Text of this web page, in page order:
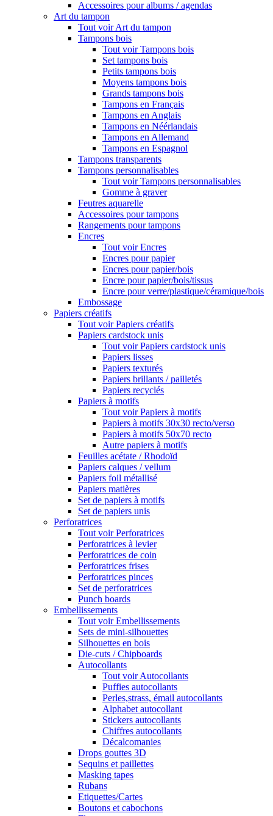
Accessoires pour albums / agendas
Art du tampon
Tout voir Art du tampon
Tampons bois
Tout voir Tampons bois
Set tampons bois
Petits tampons bois
Moyens tampons bois
Grands tampons bois
Tampons en Français
Tampons en Anglais
Tampons en Néérlandais
Tampons en Allemand
Tampons en Espagnol
Tampons transparents
Tampons personnalisables
Tout voir Tampons personnalisables
Gomme à graver
Feutres aquarelle
Accessoires pour tampons
Rangements pour tampons
Encres
Tout voir Encres
Encres pour papier
Encres pour papier/bois
Encre pour papier/bois/tissus
Encre pour verre/plastique/céramique/bois
Embossage
Papiers créatifs
Tout voir Papiers créatifs
Papiers cardstock unis
Tout voir Papiers cardstock unis
Papiers lisses
Papiers texturés
Papiers brillants / pailletés
Papiers recyclés
Papiers à motifs
Tout voir Papiers à motifs
Papiers à motifs 30x30 recto/verso
Papiers à motifs 50x70 recto
Autre papiers à motifs
Feuilles acétate / Rhodoïd
Papiers calques / vellum
Papiers foil métallisé
Papiers matières
Set de papiers à motifs
Set de papiers unis
Perforatrices
Tout voir Perforatrices
Perforatrices à levier
Perforatrices de coin
Perforatrices frises
Perforatrices pinces
Set de perforatrices
Punch boards
Embellissements
Tout voir Embellissements
Sets de mini-silhouettes
Silhouettes en bois
Die-cuts / Chipboards
Autocollants
Tout voir Autocollants
Puffies autocollants
Perles,strass, émail autocollants
Alphabet autocollant
Stickers autocollants
Chiffres autocollants
Décalcomanies
Drops gouttes 3D
Sequins et paillettes
Masking tapes
Rubans
Etiquettes/Cartes
Boutons et cabochons